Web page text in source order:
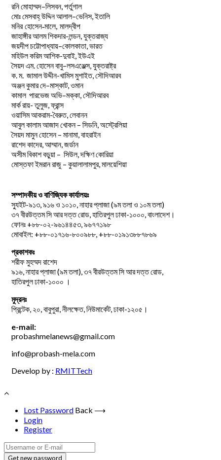
রনিমোহাম্মদ–লিসবন,পর্তুগাল
মোঃমেসবাহ্উদ্দিনআলাল–ভেনিস,ইতালি
মনির হোসেন-মালে, মালদ্বীপ
জাহাঙ্গীর আলম শিকদার-লন্ডন, যুক্তরাজ্য
জয়দীপচট্টোপাধ্যায়–কোলকাতা,ভারত
মহিউল করিম আশিক-দুবাই, ইউএই
সৈয়দএম.হোসেনবাবু–লসএঞ্জেল্স,যুক্তরাষ্ট্র
ক.ম. জামালউদ্দীন-খামিস মুশাইত,সৌদিআরব
অঞ্জনকুমারদে–মাস্কাট,ওমান
কামাল পারভেজঅভি–মক্কা,সৌদিআরব
মার্ক রায়- তুলুজ, ফ্রান্স
ওয়াসিম আকরাম-বৈরুত, লেবানন
আবুল কালাম আজাদ খোকন – সিডনি, অস্ট্রেলিয়া
সৈয়দ মামুন হোসেন – মানামা, বাহরাইন
রাশেদ কাদের, আম্মান, জর্ডান
অসীম বিকাশ বড়ুয়া – সিউল, দক্ষিণ কোরিয়া
মোস্তফা ইমরান রাজু – কুয়ালালামপুর, মালয়েশিয়া
সম্পাদকীয় ও বাণিজ্যিক কার্যালয়ঃ
স্যুইট-৯১৩, ৯১৬ ও ১০১০, নাহার প্লাজা (৯ম তলা ও ১০ম তলা)
৩৭ বীরউত্তম সি আর দত্ত রোড, হাতিরপুল ঢাকা-১০০০, বাংলাদেশ।
ফোনঃ +৮৮-০২-৯৬১৪৪৫৩, ৯৬৭৭১৯৮
মোবাইল: +৮৮-০১৭১৬-৮০০৯৮৮, +৮৮-০১৯১৩৮৮৭৮৬৯
প্রকাশকঃ
শরীফ মুহম্মদ রাশেদ
৯১৬, নাহার প্লাজা (৯ম তলা), ৩৭ বীরউত্তম সি আর দত্ত রোড,
হাতিরপুল ঢাকা-১০০০ ।
মুদ্রনঃ
প্রিন্টেক, ২০, বাবুপুরা, নীলক্ষেত, নিউমার্কেট, ঢাকা-১২০৫।
e-mail:
probashmelanews@gmail.com
info@probash-mela.com
Develop by : RMITTech
Lost Password Back ⟶
Login
Register
Get new password